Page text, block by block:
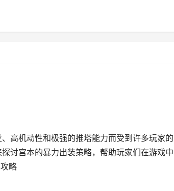
高机动性和极强的推塔能力而受到许多玩家的
讨宫本的暴力出装策略，帮助玩家们在游戏中
略